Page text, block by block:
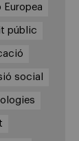
públic
social